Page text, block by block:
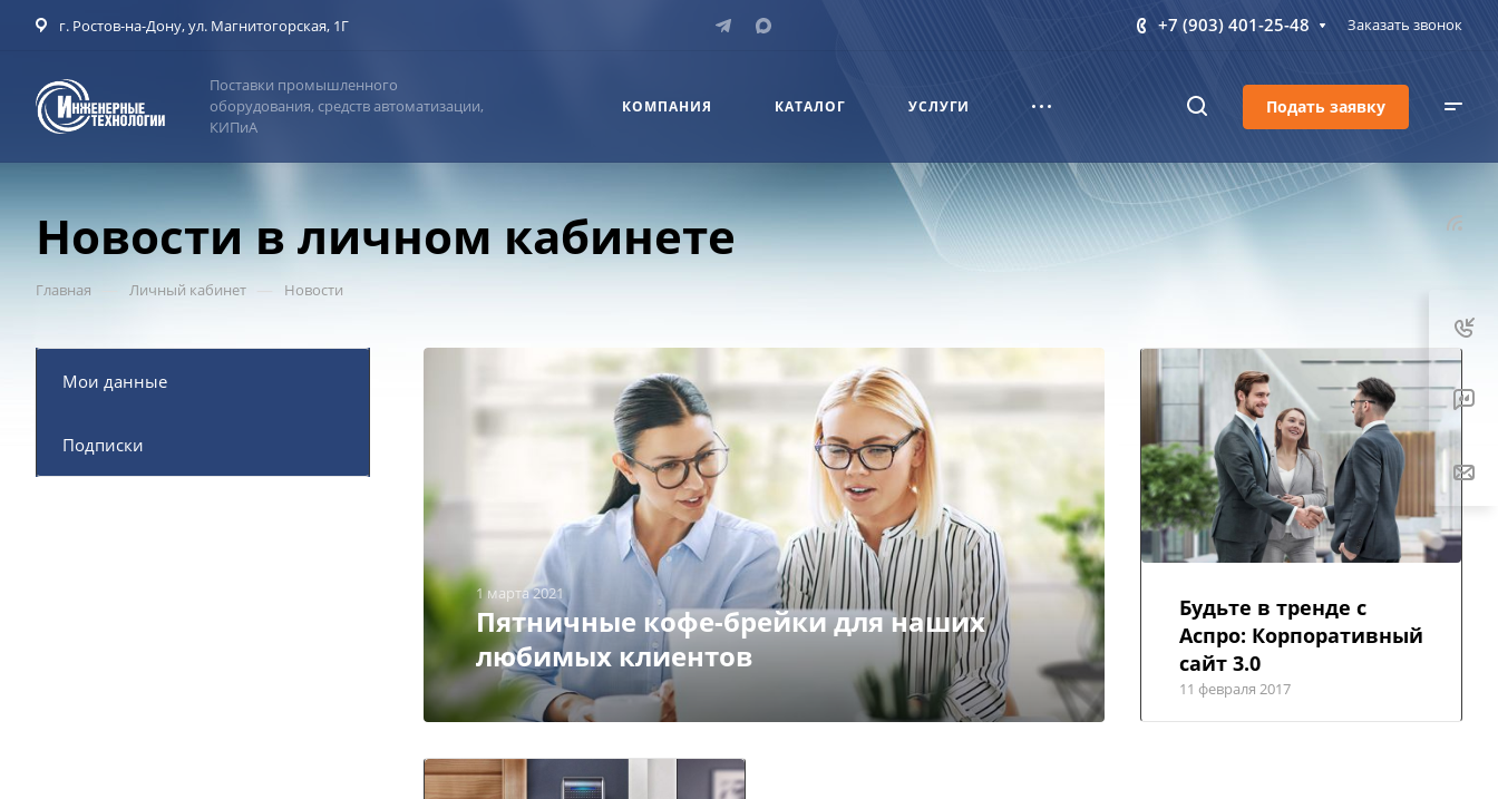
г. Ростов-на-Дону, ул. Магнитогорская, 1Г +7 (903) 401-25-48 Заказать звонок
Поставки промышленного
оборудования, средств автоматизации,
КИПиА
КОМПАНИЯ КАТАЛОГ УСЛУГИ Подать заявку
Новости в личном кабинете
Главная Личный кабинет Новости
Пятничные кофе-брейки для наших
любимых клиентов
1 марта 2021
Будьте в тренде с
Аспро: Корпоративный
сайт 3.0
11 февраля 2017
Мои данные
Подписки